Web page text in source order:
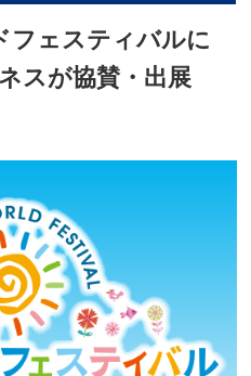
フェスティバルに
スが協賛・出展